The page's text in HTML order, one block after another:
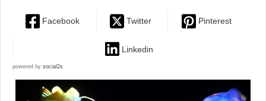
Facebook Twitter Pinterest
Linkedin
powered by social2s